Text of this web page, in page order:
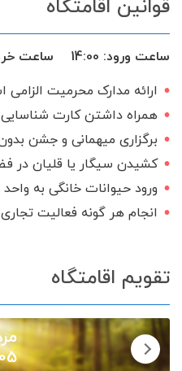
گرامی می باشیم.
ماشین ظرفشویی
بخاری گازی
ظروف
آلاچیق
اجاق گاز
شامپو و صابون
تحویل 24 ساعته
قوانین اقامتگاه
ساعت ورود: 14:00 ساعت
ارائه مدارک محرمیت
همراه داشتن کارت
برگزاری میهمانی و جشن
کشیدن سیگار یا قلیان در
ورود حیوانات خانگی به
انجام هر گونه فعالیت
تقویم اقامتگاه